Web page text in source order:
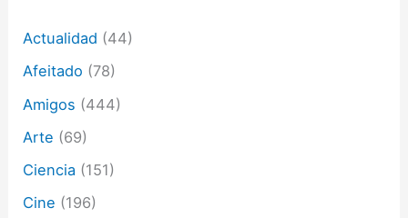
e
e
c
r
n
c
Actualidad (44)
Afeitado (78)
Amigos (444)
Arte (69)
Ciencia (151)
Cine (196)